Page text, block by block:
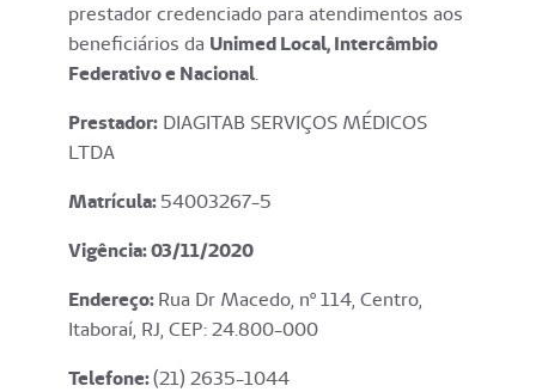
prestador credenciado para atendimentos aos
beneficiários da Unimed Local, Intercâmbio
Federativo e Nacional.
Prestador: DIAGITAB SERVIÇOS MÉDICOS
LTDA
Matrícula:54003267-5
Vigência: 03/11/2020
Endereço:Rua Dr Macedo, nº 114, Centro,
Itaboraí, RJ, CEP: 24.800-000
Telefone:(21) 2635-1044